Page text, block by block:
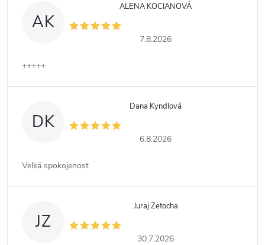
AK
ALENA KOCIANOVÁ
7.8.2026
+++++
DK
Dana Kyndlová
6.8.2026
Velká spokojenost
JZ
Juraj Zetocha
30.7.2026